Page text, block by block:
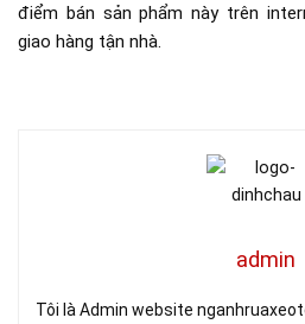
điểm bán sản phẩm này trên
giao hàng tận nhà.
admin
Tôi là Admin website